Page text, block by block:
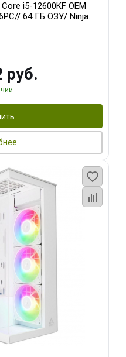
i5-12600KF OEM
64 ГБ ОЗУ/ Ninja
DVI DP HDMI 2/
руб.